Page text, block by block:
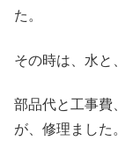
た。
その時は、水と
部品代と工事費
が、修理ました